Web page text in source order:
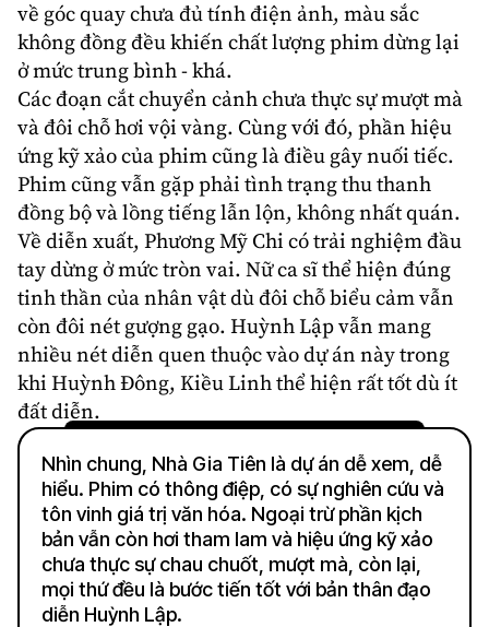
về góc quay chưa đủ tính điện ảnh, màu sắc
không đồng đều khiến chất lượng phim dừng lại
ở mức trung bình - khá.
Các đoạn cắt chuyển cảnh chưa thực sự mượt mà
và đôi chỗ hơi vội vàng. Cùng với đó, phần hiệu
ứng kỹ xảo của phim cũng là điều gây nuối tiếc.
Phim cũng vẫn gặp phải tình trạng thu thanh
đồng bộ và lồng tiếng lẫn lộn, không nhất quán.
Về diễn xuất, Phương Mỹ Chi có trải nghiệm đầu
tay dừng ở mức tròn vai. Nữ ca sĩ thể hiện đúng
tinh thần của nhân vật dù đôi chỗ biểu cảm vẫn
còn đôi nét gượng gạo. Huỳnh Lập vẫn mang
nhiều nét diễn quen thuộc vào dự án này trong
khi Huỳnh Đông, Kiều Linh thể hiện rất tốt dù ít
đất diễn.
Nhìn chung, Nhà Gia Tiên là dự án dễ xem, dễ
hiểu. Phim có thông điệp, có sự nghiên cứu và
tôn vinh giá trị văn hóa. Ngoại trừ phần kịch
bản vẫn còn hơi tham lam và hiệu ứng kỹ xảo
chưa thực sự chau chuốt, mượt mà, còn lại,
mọi thứ đều là bước tiến tốt với bản thân đạo
diễn Huỳnh Lập.